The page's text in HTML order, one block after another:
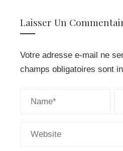
Laisser Un
Votre adresse e-mail ne
champs obligatoires sont